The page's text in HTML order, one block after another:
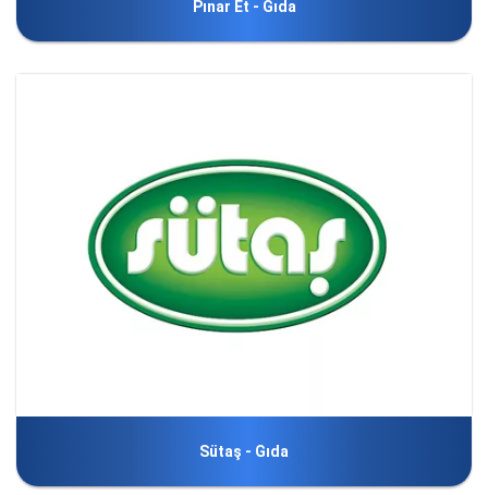
Pınar Et - Gıda
Sütaş - Gıda